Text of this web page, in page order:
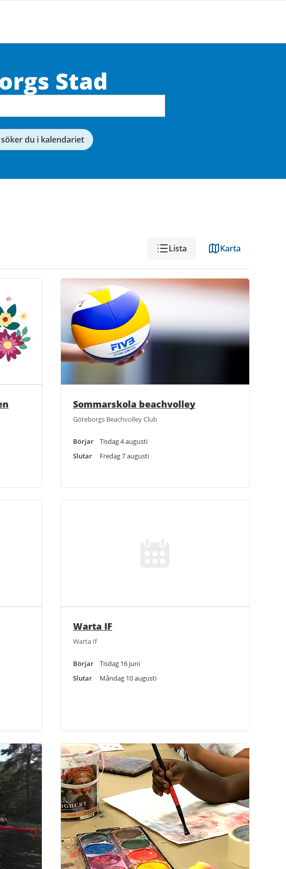
Stad
söker du i kalendariet
VisningLista Karta
Sommarskola beachvolley
Göteborgs Beachvolley Club
Börjar
Tisdag 4 augusti
Slutar
Fredag 7 augusti
Warta IF
Warta If
Börjar
Tisdag 16 juni
Slutar
Måndag 10 augusti